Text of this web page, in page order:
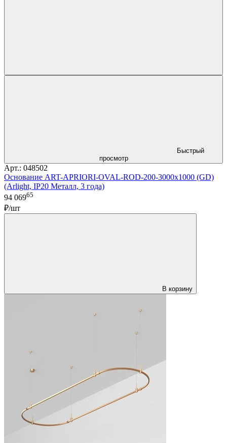
Быстрый
просмотр
Арт.: 048502
Основание ART-APRIORI-OVAL-ROD-200-3000x1000 (GD)
(Arlight, IP20 Металл, 3 года)
94 06965
₽/шт
В корзину